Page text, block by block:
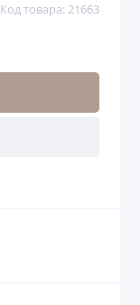
Код товара: 21663